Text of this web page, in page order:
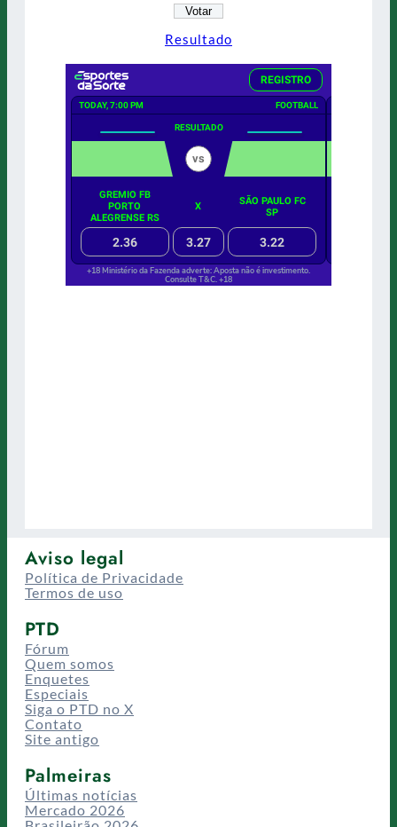
Resultado
Aviso legal
Política de Privacidade
Termos de uso
PTD
Fórum
Quem somos
Enquetes
Especiais
Siga o PTD no X
Contato
Site antigo
Palmeiras
Últimas notícias
Mercado 2026